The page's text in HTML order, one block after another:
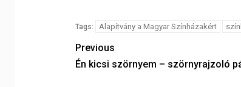
Tags: Alapítvány a Magyar Színházakért
Previous
Én kicsi szörnyem – szörnyrajzoló